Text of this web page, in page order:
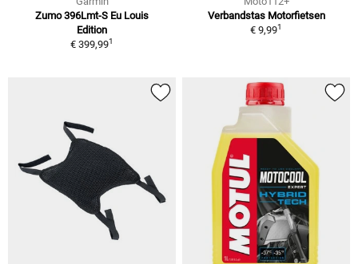
Zumo 396Lmt-S Eu Louis
Edition
€ 399,991
Verbandstas Motorfietsen
€ 9,991